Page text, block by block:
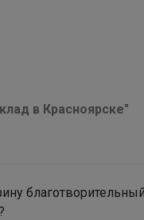
в Красноярске"